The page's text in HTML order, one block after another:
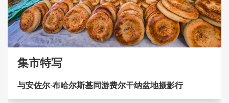
集市特写
与安佐尔·布哈尔斯基同游费尔干纳盆地摄影行